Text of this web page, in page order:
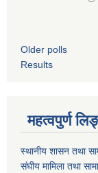
Older polls
Results
महत्वपुर्ण
स्थानीय शासन तथा
संघीय मामिला तथा